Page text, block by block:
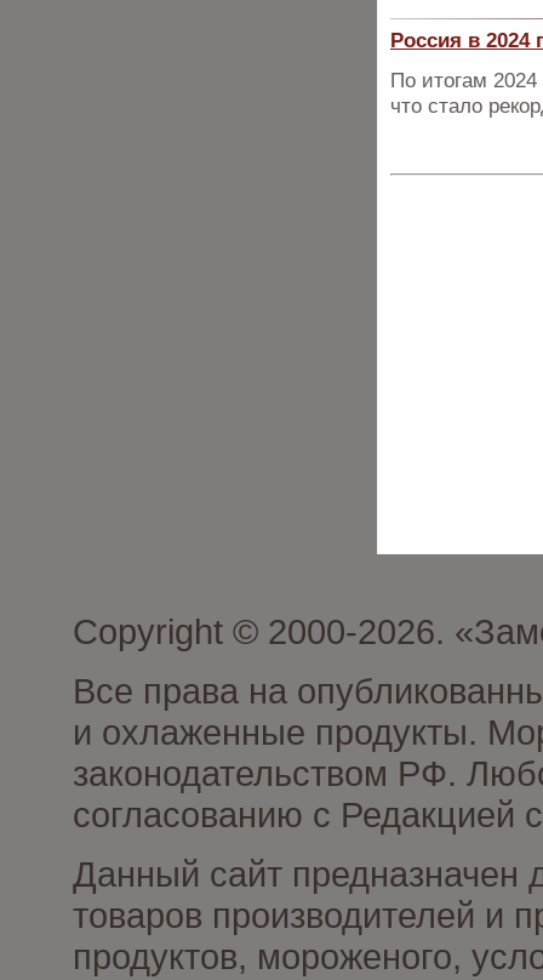
Россия в 2024
По итогам
что стало
Copyright © 2000-2026.
Все права на
и охлаженные продукты.
законодательством РФ.
согласованию с Редакцией
Данный сайт предназначен
товаров производителей и
продуктов, мороженого,